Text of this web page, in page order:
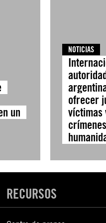
un
NOTICIAS
ofrecer
víctimas
RECURSOS